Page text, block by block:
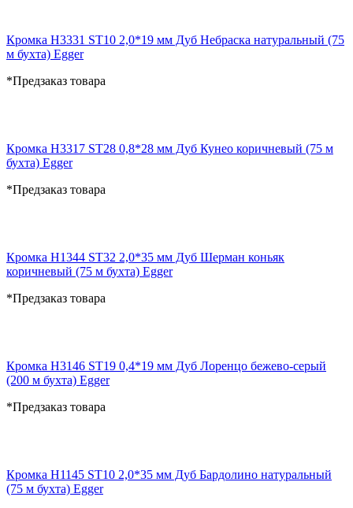
Кромка H3331 ST10 2,0*19 мм Дуб Небраска натуральный (75
м бухта) Egger
*Предзаказ товара
Кромка H3317 ST28 0,8*28 мм Дуб Кунео коричневый (75 м
бухта) Egger
*Предзаказ товара
Кромка H1344 ST32 2,0*35 мм Дуб Шерман коньяк
коричневый (75 м бухта) Egger
*Предзаказ товара
Кромка H3146 ST19 0,4*19 мм Дуб Лоренцо бежево-серый
(200 м бухта) Egger
*Предзаказ товара
Кромка H1145 ST10 2,0*35 мм Дуб Бардолино натуральный
(75 м бухта) Egger